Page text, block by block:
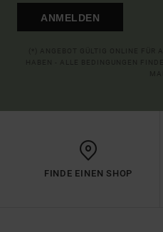
ANMELDEN
FINDE EINEN SHOP